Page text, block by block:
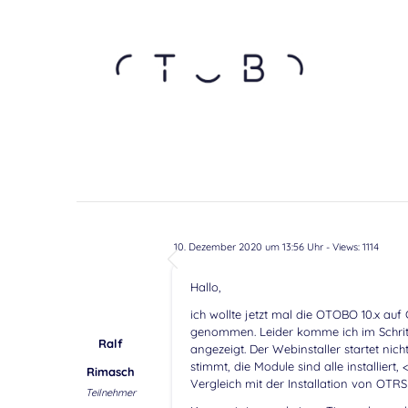
10. Dezember 2020 um 13:56 Uhr- Views: 1114
Ralf
Rimasch
Teilnehmer
Hallo,
ich wollte jetzt mal die OTOBO 10.x
genommen. Leider komme ich im
angezeigt. Der Webinstaller startet
stimmt, die Module sind alle
Vergleich mit der Installation von